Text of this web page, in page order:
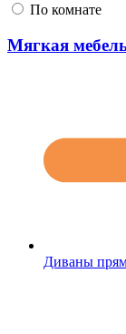
По комнате
Мягкая
Диваны